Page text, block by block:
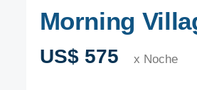
Morning
US$ 575 x Noche